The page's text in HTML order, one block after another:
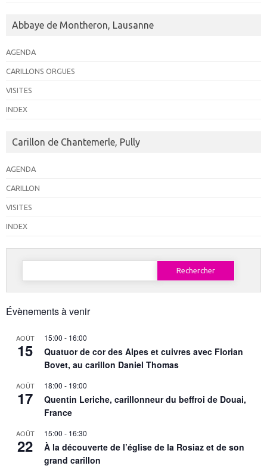
Abbaye de Montheron, Lausanne
AGENDA
CARILLONS ORGUES
VISITES
INDEX
Carillon de Chantemerle, Pully
AGENDA
CARILLON
VISITES
INDEX
Rechercher :
Évènements à venir
AOÛT
15
15:00 - 16:00
Quatuor de cor des Alpes et cuivres avec Florian
Bovet, au carillon Daniel Thomas
AOÛT
17
18:00 - 19:00
Quentin Leriche, carillonneur du beffroi de Douai,
France
AOÛT
22
15:00 - 16:30
À la découverte de l’église de la Rosiaz et de son
grand carillon